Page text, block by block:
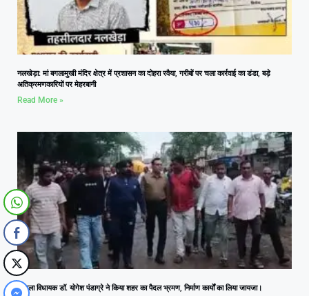
नलखेड़ा: मां बगलामुखी मंदिर क्षेत्र में प्रशासन का दोहरा रवैया, गरीबों पर चला कार्रवाई का डंडा, बड़े
अतिक्रमणकारियों पर मेहरबानी
Read More »
आमला विधायक डॉ. योगेश पंडाग्रे ने किया शहर का पैदल भ्रमण, निर्माण कार्यों का लिया जायजा।